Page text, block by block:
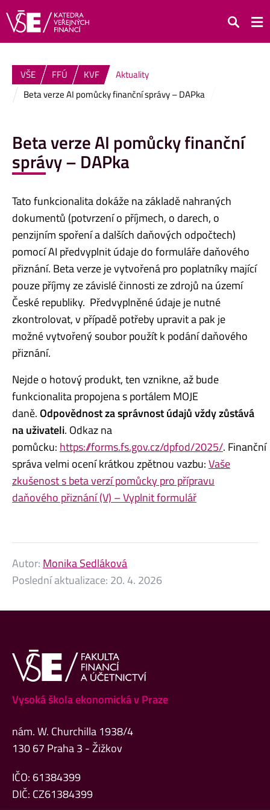
Hledat
VŠE FFÚ KVF
Aktuality
Beta verze AI pomůcky finanční správy – DAPka
Beta verze AI pomůcky finanční
správy – DAPka
Tato funkcionalita dokáže na základě nahraných
dokumentů (potvrzení o příjmech, o darech, o
penzijním spoření a dalších daňových odpočtech)
pomocí AI předvyplnit údaje do formuláře daňového
přiznání. Beta verze je vytvořená pro poplatníky mající
pouze příjmy ze závislé činnosti ze zdrojů na území
České republiky. Předvyplněné údaje je nutné
zkontrolovat, v případě potřeby upravit a pak je
možné vytvořený soubor použít k podání daňového
přiznání.
Nejde o hotový produkt, ten vznikne, až bude
funkcionalita propojena s portálem MOJE
daně.Odpovědnost za správnost údajů vždy zůstává
na uživateli. Odkaz na
pomůcku: https://forms.fs.gov.cz/dpfod/2025/. Finanční
správa velmi ocení krátkou zpětnou vazbu:Vaše
zkušenost s beta verzí pomůcky pro přípravu
daňového přiznání (V) – Vyplnit formulář
Autor: Monika Sedláková
Poslední aktualizace: 20. 4. 2026
Vysoká škola ekonomická v Praze
nám. W. Churchilla 1938/4
130 67 Praha 3 - Žižkov
IČO: 61384399
DIČ: CZ61384399